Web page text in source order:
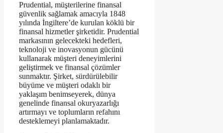
Prudential, müşterilerine finansal
güvenlik sağlamak amacıyla 1848
yılında İngiltere’de kurulan köklü bir
finansal hizmetler şirketidir. Prudential
markasının gelecekteki hedefleri,
teknoloji ve inovasyonun gücünü
kullanarak müşteri deneyimlerini
geliştirmek ve finansal çözümler
sunmaktır. Şirket, sürdürülebilir
büyüme ve müşteri odaklı bir
yaklaşım benimseyerek, dünya
genelinde finansal okuryazarlığı
artırmayı ve toplumların refahını
desteklemeyi planlamaktadır.